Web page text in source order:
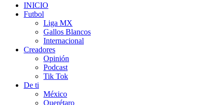
INICIO
Futbol
Liga MX
Gallos Blancos
Internacional
Creadores
Opinión
Podcast
Tik Tok
De ti
México
Querétaro